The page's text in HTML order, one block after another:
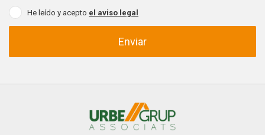
He leído y acepto el aviso legal
Enviar